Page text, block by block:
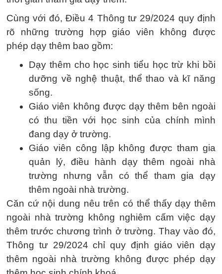
Cùng với đó, Điều 4 Thông tư 29/2024 quy định
rõ những trường hợp giáo viên không được
phép dạy thêm bao gồm:
Dạy thêm cho học sinh tiểu học trừ khi bồi
dưỡng về nghệ thuật, thể thao và kĩ năng
sống.
Giáo viên không được dạy thêm bên ngoài
có thu tiền với học sinh của chính mình
đang dạy ở trường.
Giáo viên công lập không được tham gia
quản lý, điều hành dạy thêm ngoài nhà
trường nhưng vẫn có thể tham gia dạy
thêm ngoài nhà trường.
Căn cứ nội dung nêu trên có thể thấy dạy thêm
ngoài nhà trường không nghiêm cấm việc dạy
thêm trước chương trình ở trường. Thay vào đó,
Thông tư 29/2024 chỉ quy định giáo viên dạy
thêm ngoài nhà trường không được phép dạy